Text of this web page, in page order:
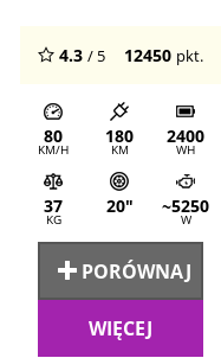
4.3 / 5 12450 pkt.
80
KM/H
180
KM
2400
WH
37
KG
20" ~5250
W
PORÓWNAJ
WIĘCEJ